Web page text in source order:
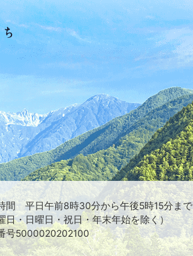
間 平日午前8時30分から午後5時15分まで
日・日曜日・祝日・年末年始を除く）
号5000020202100